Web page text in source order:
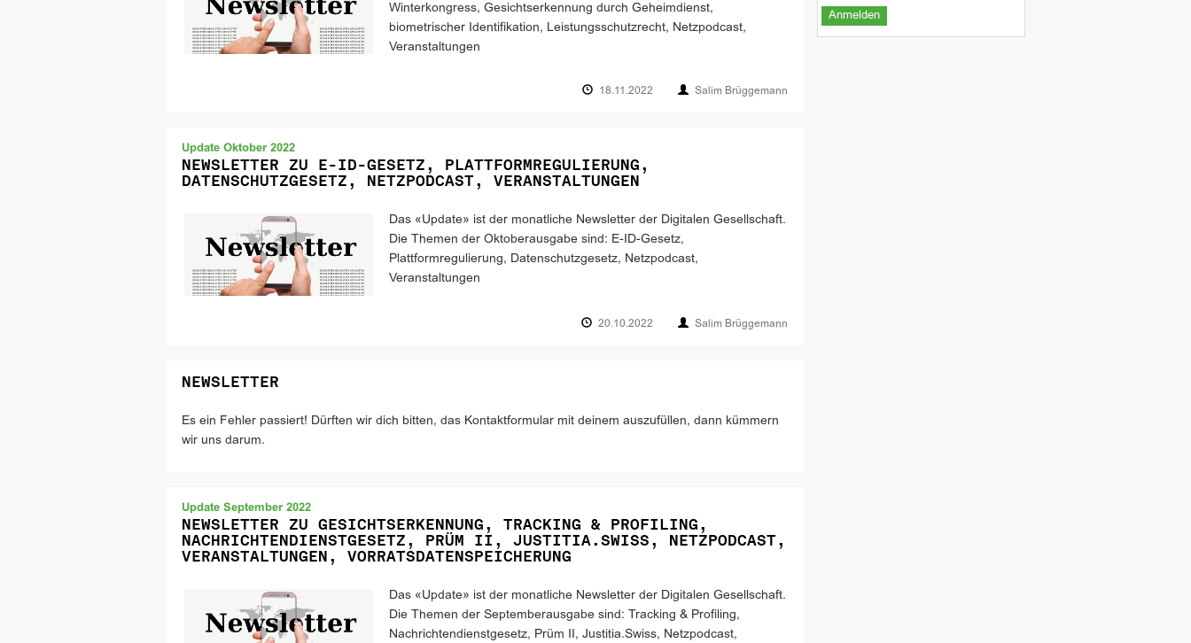
Winterkongress, Gesichtserkennung durch Geheimdienst,
biometrischer Identifikation, Leistungsschutzrecht, Netzpodcast,
Veranstaltungen
18.11.2022 Salim Brüggemann
Update Oktober 2022
NEWSLETTER ZU E-ID-GESETZ, PLATTFORMREGULIERUNG,
DATENSCHUTZGESETZ, NETZPODCAST, VERANSTALTUNGEN
Das «Update» ist der monatliche Newsletter der Digitalen Gesellschaft.
Die Themen der Oktoberausgabe sind: E-ID-Gesetz,
Plattformregulierung, Datenschutzgesetz, Netzpodcast,
Veranstaltungen
20.10.2022 Salim Brüggemann
NEWSLETTER
Es ein Fehler passiert! Dürften wir dich bitten, das Kontaktformular mit deinem auszufüllen, dann kümmern
wir uns darum.
Update September 2022
NEWSLETTER ZU GESICHTSERKENNUNG, TRACKING & PROFILING,
NACHRICHTENDIENSTGESETZ, PRÜM II, JUSTITIA.SWISS, NETZPODCAST,
VERANSTALTUNGEN, VORRATSDATENSPEICHERUNG
Das «Update» ist der monatliche Newsletter der Digitalen Gesellschaft.
Die Themen der Septemberausgabe sind: Tracking & Profiling,
Nachrichtendienstgesetz, Prüm II, Justitia.Swiss, Netzpodcast,